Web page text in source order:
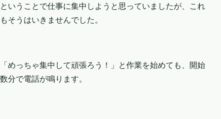
ということで仕事に集中しようと思っていましたが、これ
もそうはいきませんでした。
「めっちゃ集中して頑張ろう！」と作業を始めても、開始
数分で電話が鳴ります。